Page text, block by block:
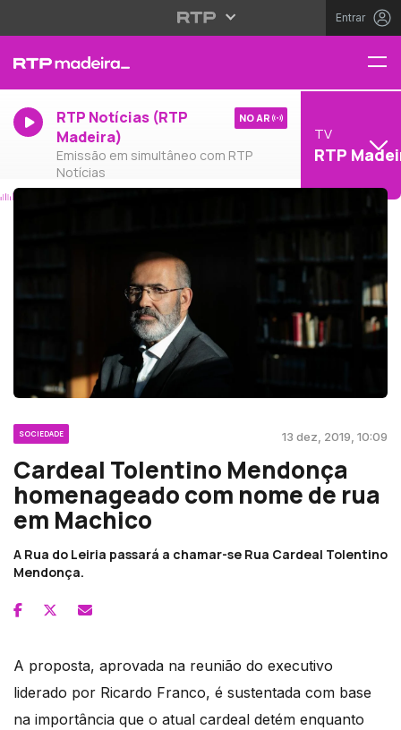
Entrar
RTP Notícias (RTP
Madeira)
Emissão em simultâneo com RTP
Notícias
NO AR
TV
RTP
SOCIEDADE 13 dez, 2019, 10:09
Cardeal Tolentino Mendonça
homenageado com nome de rua
em Machico
A Rua do Leiria passará a chamar-se Rua Cardeal Tolentino
Mendonça.
A proposta, aprovada na reunião do executivo
liderado por Ricardo Franco, é sustentada com base
na importância que o atual cardeal detém enquanto